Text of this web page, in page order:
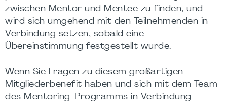
zwischen Mentor und Mentee zu finden, und
wird sich umgehend mit den Teilnehmenden in
Verbindung setzen, sobald eine
Übereinstimmung festgestellt wurde.
Wenn Sie Fragen zu diesem großartigen
Mitgliederbenefit haben und sich mit dem Team
des Mentoring-Programms in Verbindung